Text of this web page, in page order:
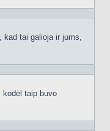
kad tai galioja ir jums,
kodėl taip buvo